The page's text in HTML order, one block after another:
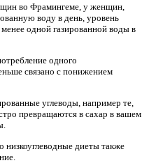
во Фрамингеме, у женщин,
воду в день, уровень
одной газированной воды в
одного
связано с понижением
углеводы, например те,
превращаются в сахар в вашем
низкоуглеводные диеты также